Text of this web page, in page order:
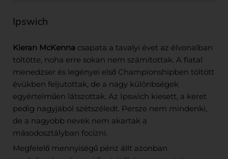
Ipswich
Kieran McKenna csapata a tavalyi évet az élvonalban
töltötte, noha erre sokan nem számítottak. A fiatal
menedzser és legényei első Championshipben töltött
évükben feljutottak, de a nagy különbségek
egyértelműen látszottak. Az Ipswich kiesett, a keret
pedig nagyjából szétszéledt. Persze nem mindenki,
de a nagyobb nevek nem akartak a
másodosztályban focizni.
Megfelelő mennyiségű pénz állt azonban